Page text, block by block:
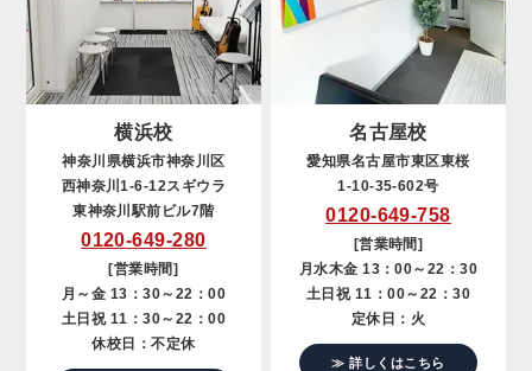
横浜校
神奈川県横浜市神奈川区
西神奈川1-6-12スギウラ
東神奈川駅前ビル7階
0120-649-280
[営業時間]
月～金 13：30～22：00
土日祝 11：30～22：00
休校日：不定休
名古屋校
愛知県名古屋市東区東桜
1-10-35-602号
0120-649-758
[営業時間]
月水木金 13：00～22：30
土日祝 11：00～22：30
定休日：火
≫ 詳しくはこちら